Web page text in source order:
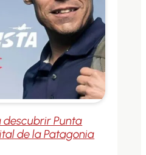
descubrir Punta
de la Patagonia